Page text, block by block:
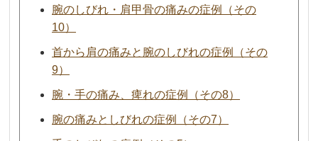
腕のしびれ・肩甲骨の痛みの症例（その
10）
首から肩の痛みと腕のしびれの症例（その
9）
腕・手の痛み、痺れの症例（その8）
腕の痛みとしびれの症例（その7）